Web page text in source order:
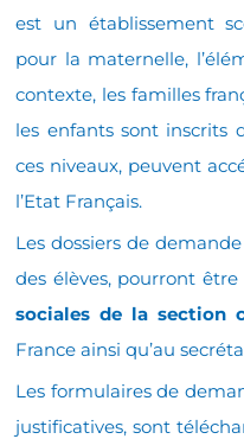
est un établissement
pour la maternelle,
contexte, les familles
les enfants sont inscrits
ces niveaux, peuvent
l’Etat Français.
Les dossiers de
des élèves, pourront
sociales de la section
France ainsi qu’au
Les formulaires de
justificatives, sont